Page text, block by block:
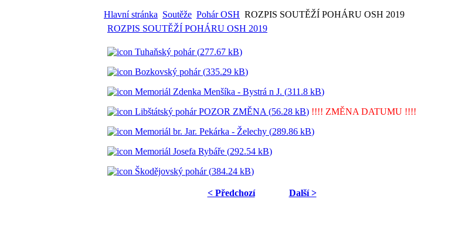
Hlavní stránka Soutěže Pohár OSH ROZPIS SOUTĚŽÍ POHÁRU OSH 2019
ROZPIS SOUTĚŽÍ POHÁRU OSH 2019
Tuhaňský pohár (277.67 kB)
Bozkovský pohár (335.29 kB)
Memoriál Zdenka Menšíka - Bystrá n J. (311.8 kB)
Libštátský pohár POZOR ZMĚNA (56.28 kB) !!!! ZMĚNA DATUMU !!!!
Memoriál br. Jar. Pekárka - Želechy (289.86 kB)
Memoriál Josefa Rybáře (292.54 kB)
Škodějovský pohár (384.24 kB)
< Předchozí Další >